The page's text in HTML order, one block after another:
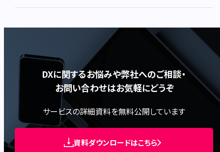
DXに関するお悩みや弊社へのご相談・
お問い合わせはお気軽にどうぞ
サービスの詳細資料を無料公開しています
資料ダウンロードはこちら